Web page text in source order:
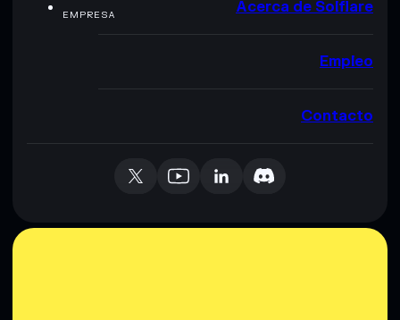
EMPRESA Acerca de Solflare
Empleo
Contacto